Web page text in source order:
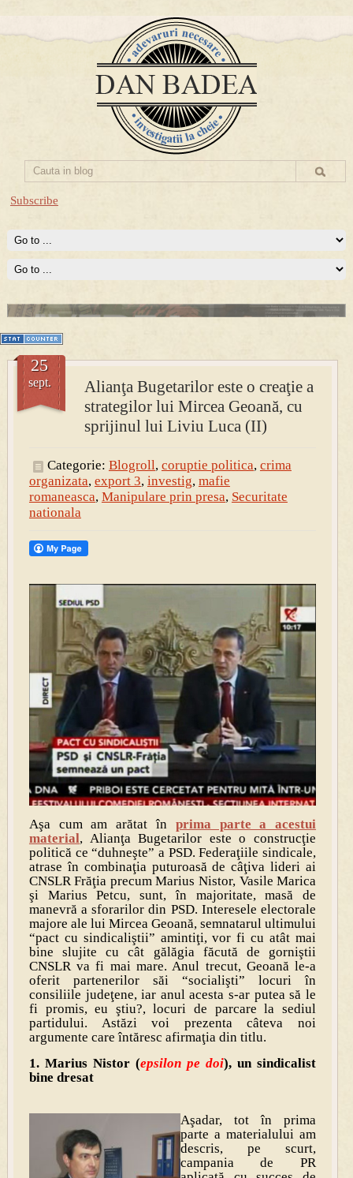
Subscribe
Prima mea carte publicata (Nemira)
Averea Presedintelui: prima lucrare despre controversatele
conturi secrete ale Securitatii.
Alianţa Bugetarilor este o creaţie a
strategilor lui Mircea Geoană, cu
sprijinul lui Liviu Luca (II)
25
sept.
Categorie: Blogroll, coruptie politica, crima
organizata, export 3, investig, mafie
romaneasca, Manipulare prin presa, Securitate
nationala
Aşa cum am arătat în prima parte a acestui
material, Alianţa Bugetarilor este o construcţie
politică ce “duhneşte” a PSD. Federaţiile sindicale,
atrase în combinaţia puturoasă de câţiva lideri ai
CNSLR Frăţia precum Marius Nistor, Vasile Marica
şi Marius Petcu, sunt, în majoritate, masă de
manevră a sforarilor din PSD. Interesele electorale
majore ale lui Mircea Geoană, semnatarul ultimului
“pact cu sindicaliştii” amintiţi, vor fi cu atât mai
bine slujite cu cât gălăgia făcută de gorniştii
CNSLR va fi mai mare. Anul trecut, Geoană le-a
oferit partenerilor săi “socialişti” locuri în
consiliile judeţene, iar anul acesta s-ar putea să le
fi promis, eu ştiu?, locuri de parcare la sediul
partidului. Astăzi voi prezenta câteva noi
argumente care întăresc afirmaţia din titlu.
1. Marius Nistor (epsilon pe doi), un sindicalist
bine dresat
Aşadar, tot în prima
parte a materialului am
descris, pe scurt,
campania de PR